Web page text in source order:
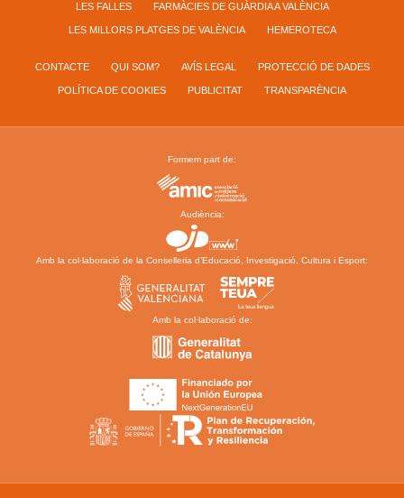
LES FALLES FARMÀCIES DE GUÀRDIA A VALÈNCIA
LES MILLORS PLATGES DE VALÈNCIA HEMEROTECA
CONTACTE QUI SOM? AVÍS LEGAL PROTECCIÓ DE DADES
POLÍTICA DE COOKIES PUBLICITAT TRANSPARÈNCIA
Formem part de:
Audiència:
Amb la col·laboració de la Conselleria d’Educació, Investigació, Cultura i Esport:
Amb la col·laboració de: